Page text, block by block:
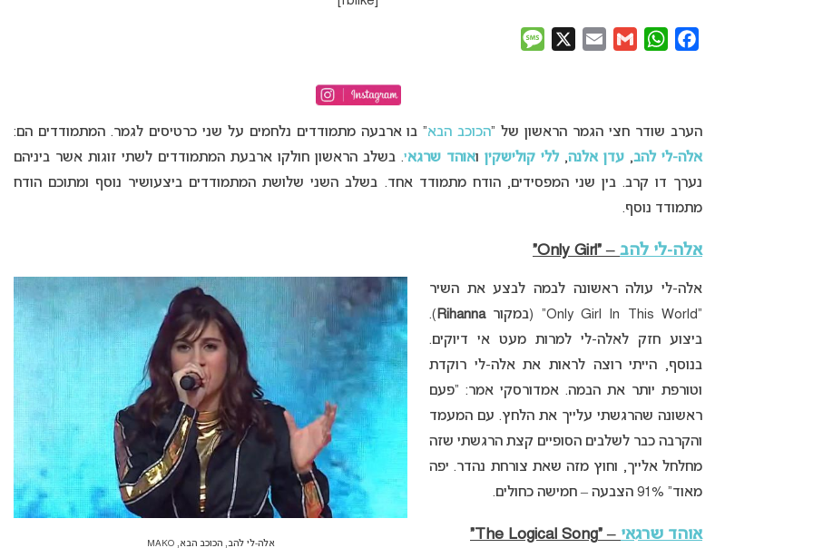
Facebook
WhatsApp
Gmail
Email
הערב שודר חצי הגמר הראשון של “הכוכב הבא” בו ארבעה מתמודדים נלחמים על שני כרטיסים לגמר. המתמודדים הם:
אלה-לי להב, עדן אלנה,ללי קולישקין ואוהד שרגאי. בשלב הראשון חולקו ארבעת המתמודדים לשתי זוגות אשר ביניהם
נערך דו קרב. בין שני המפסידים, הודח מתמודד אחד. בשלב השני שלושת המתמודדים ביצעושיר נוסף ומתוכם הודח
מתמודד נוסף.
אלה-לי להב – “Only Girl”
אלה-לי להב, הכוכב הבא, MAKO
אלה-לי עולה ראשונה לבמה לבצע את השיר
“Only Girl In This World” (במקור
Rihanna
).
ביצוע חזק לאלה-לי למרות מעט אי דיוקים.
בנוסף, הייתי רוצה לראות את אלה-לי רוקדת
וטורפת יותר את הבמה. אמדורסקי אמר: “פעם
ראשונה שהרגשתי עלייך את הלחץ. עם המעמד
והקרבה כבר לשלבים הסופיים קצת הרגשתי שזה
מחלחל אלייך, וחוץ מזה שאת צורחת נהדר. יפה
מאוד” 91% הצבעה – חמישה כחולים.
אוהד שרגאי – “The Logical Song”